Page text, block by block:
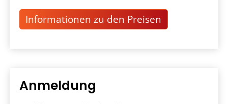
Informationen zu den Preisen
Anmeldung